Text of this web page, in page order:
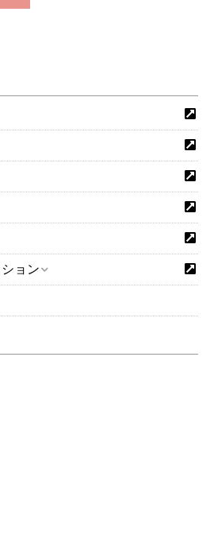
ョン